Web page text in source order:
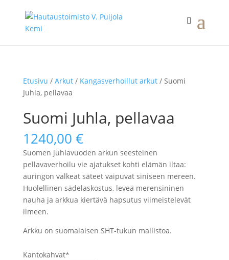
Etusivu / Arkut/ Kangasverhoillut arkut/ Suomi
Juhla, pellavaa
Suomi Juhla, pellavaa
1240,00 €
Suomen juhlavuoden arkun seesteinen
pellavaverhoilu vie ajatukset kohti elämän iltaa:
auringon valkeat säteet vaipuvat siniseen mereen.
Huolellinen sädelaskostus, leveä merensininen
nauha ja arkkua kiertävä hapsutus viimeistelevät
ilmeen.
Arkku on suomalaisen SHT-tukun mallistoa.
Kantokahvat*